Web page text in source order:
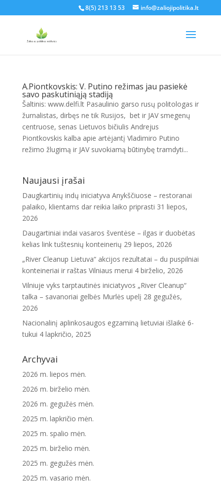
8(5) 213 13 53 info@zaliojipolitika.lt
A.Piontkovskis: V. Putino režimas jau pasiekė
savo paskutiniąją stadiją
Šaltinis: www.delfi.lt Pasaulinio garso rusų politologas ir
žurnalistas, dirbęs ne tik Rusijos, bet ir JAV smegenų
centruose, senas Lietuvos bičiulis Andrejus
Piontkovskis kalba apie artėjantį Vladimiro Putino
režimo žlugimą ir JAV suvokiamą būtinybę tramdyti...
Naujausi įrašai
Daugkartinių indų iniciatyva Anykščiuose – restoranai
palaiko, klientams dar reikia laiko priprasti 31 liepos,
2026
Daugartiniai indai vasaros šventėse – ilgas ir duobėtas
kelias link tuštesnių konteinerių 29 liepos, 2026
„River Cleanup Lietuva“ akcijos rezultatai – du puspilniai
konteineriai ir raštas Vilniaus merui 4 birželio, 2026
Vilniuje vyks tarptautinės iniciatyvos „River Cleanup“
talka – savanoriai gelbės Murlės upelį 28 gegužės,
2026
Nacionalinį aplinkosaugos egzaminą lietuviai išlaikė 6-
tukui 4 lapkričio, 2025
Archyvai
2026 m. liepos mėn.
2026 m. birželio mėn.
2026 m. gegužės mėn.
2025 m. lapkričio mėn.
2025 m. spalio mėn.
2025 m. birželio mėn.
2025 m. gegužės mėn.
2025 m. vasario mėn.